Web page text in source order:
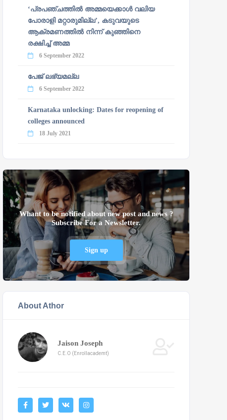
‘പ്രപഞ്ചത്തില്‍ അമ്മയെക്കാള്‍ വലിയ
പോരാളി മറ്റാരുമില്ല’, കടുവയുടെ
ആക്രമണത്തില്‍ നിന്ന് കുഞ്ഞിനെ
രക്ഷിച്ച് അമ്മ
6 September 2022
പേജ് ലഭ്യമല്ല
6 September 2022
Karnataka unlocking: Dates for reopening of
colleges announced
18 July 2021
Whant to be notified about new post and news ?
Subscribe For a Newsletter.
Sign up
About Athor
Jaison Joseph
C.E.O (Enrollacademt)